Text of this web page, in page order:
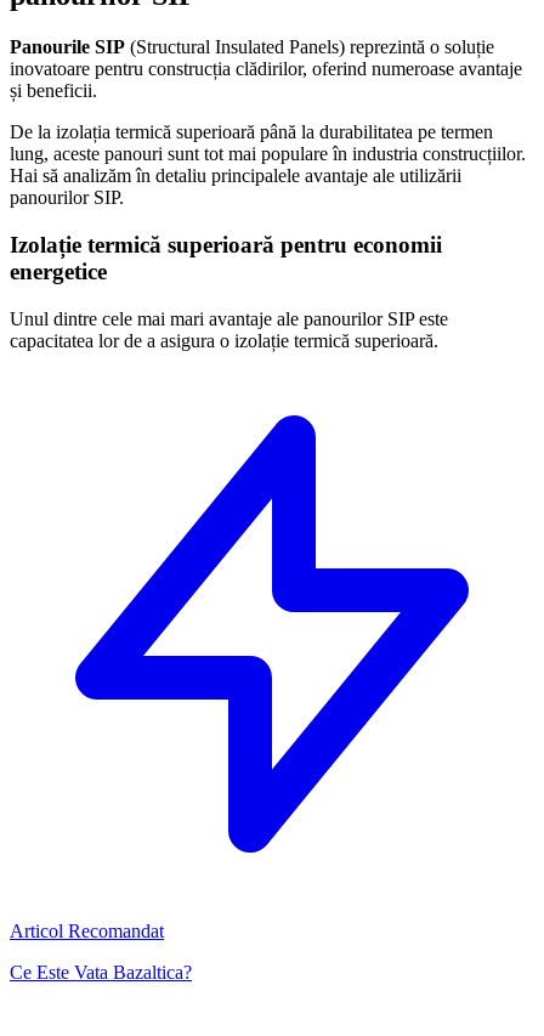
Panourile SIP (Structural Insulated Panels) reprezintă o soluție
inovatoare pentru construcția clădirilor, oferind numeroase avantaje
și beneficii.
De la izolația termică superioară până la durabilitatea pe termen
lung, aceste panouri sunt tot mai populare în industria construcțiilor.
Hai să analizăm în detaliu principalele avantaje ale utilizării
panourilor SIP.
Izolație termică superioară pentru economii
energetice
Unul dintre cele mai mari avantaje ale panourilor SIP este
capacitatea lor de a asigura o izolație termică superioară.
Articol Recomandat
Ce Este Vata Bazaltica?